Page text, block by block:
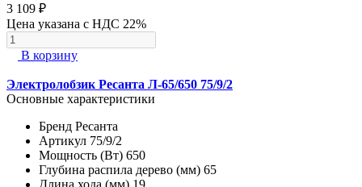
3 109 ₽
Цена указана с НДС 22%
В корзину
Электролобзик Ресанта Л-65/650 75/9/2
Основные характеристики
Бренд Ресанта
Артикул 75/9/2
Мощность (Вт) 650
Глубина распила дерево (мм) 65